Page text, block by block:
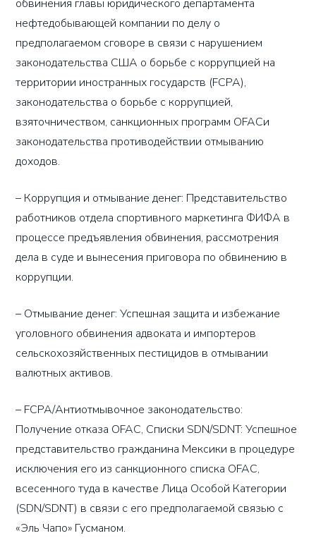
обвинения главы юридического департамента
нефтедобывающей компании по делу о
предполагаемом сговоре в связи с нарушением
законодательства США о борьбе с коррупцией на
территории иностранных государств (FCPA),
законодательства о борьбе с коррупцией,
взяточничеством, санкционных программ OFACи
законодательства противодействии отмыванию
доходов.
– Коррупция и отмывание денег: Представительство
работников отдела спортивного маркетинга ФИФА в
процессе предъявления обвинения, рассмотрения
дела в суде и вынесения приговора по обвинению в
коррупции.
– Отмывание денег: Успешная защита и избежание
уголовного обвинения адвоката и импортеров
сельскохозяйственных пестицидов в отмывании
валютных активов.
– FCPA/Антиотмывочное законодательство:
Получение отказа OFAC, Списки SDN/SDNT: Успешное
представительство гражданина Мексики в процедуре
исключения его из санкционного списка OFAC,
всесенного туда в качестве Лица Особой Категории
(SDN/SDNT) в связи с его предполагаемой связью с
«Эль Чапо» Гусманом.